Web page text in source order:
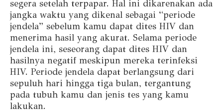
segera setelah terpapar. Hal ini dikarenakan ada
jangka waktu yang dikenal sebagai “periode
jendela” sebelum kamu dapat dites HIV dan
menerima hasil yang akurat. Selama periode
jendela ini, seseorang dapat dites HIV dan
hasilnya negatif meskipun mereka terinfeksi
HIV. Periode jendela dapat berlangsung dari
sepuluh hari hingga tiga bulan, tergantung
pada tubuh kamu dan jenis tes yang kamu
lakukan.